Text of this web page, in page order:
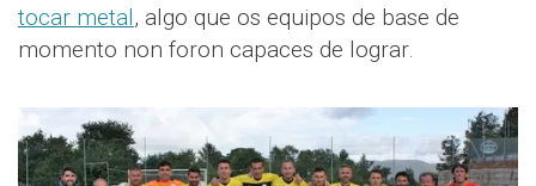
tocar metal, algo que os equipos de base de
momento non foron capaces de lograr.